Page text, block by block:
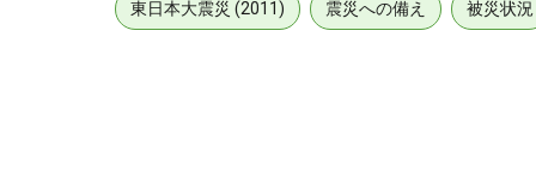
東日本大震災 (2011) 震災への備え 被災状況